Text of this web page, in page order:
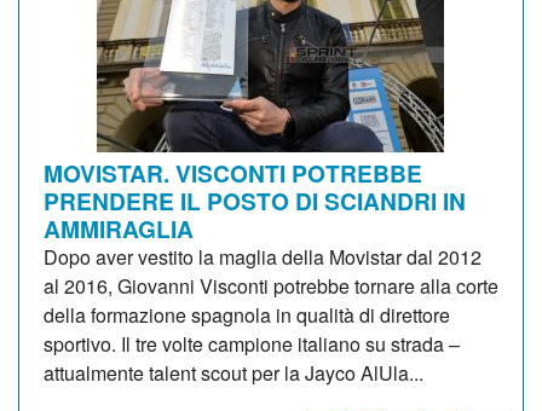
MOVISTAR. VISCONTI POTREBBE
PRENDERE IL POSTO DI SCIANDRI IN
AMMIRAGLIA
Dopo aver vestito la maglia della Movistar dal 2012
al 2016, Giovanni Visconti potrebbe tornare alla corte
della formazione spagnola in qualità di direttore
sportivo. Il tre volte campione italiano su strada –
attualmente talent scout per la Jayco AlUla...